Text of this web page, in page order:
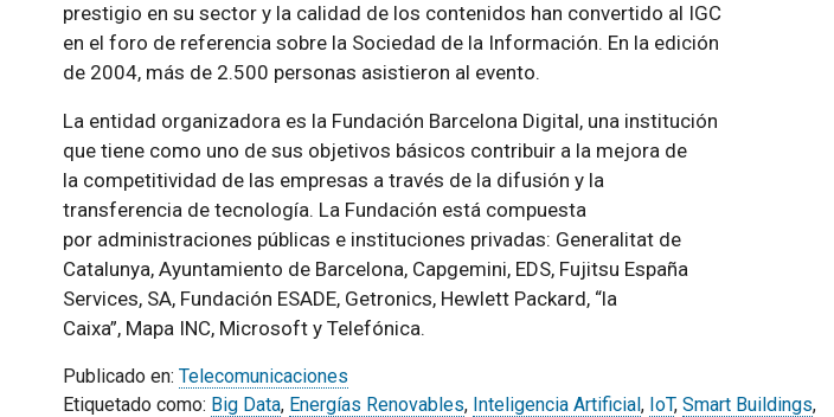
prestigio en su sector y la calidad de los contenidos han convertido al IGC
en el foro de referencia sobre la Sociedad de la Información. En la edición
de 2004, más de 2.500 personas asistieron al evento.
La entidad organizadora es la Fundación Barcelona Digital, una institución
que tiene como uno de sus objetivos básicos contribuir a la mejora de
la competitividad de las empresas a través de la difusión y la
transferencia de tecnología. La Fundación está compuesta
por administraciones públicas e instituciones privadas: Generalitat de
Catalunya, Ayuntamiento de Barcelona, Capgemini, EDS, Fujitsu España
Services, SA, Fundación ESADE, Getronics, Hewlett Packard, “la
Caixa”, Mapa INC, Microsoft y Telefónica.
Publicado en: Telecomunicaciones
Etiquetado como: Big Data, Energías Renovables, Inteligencia Artificial, IoT, Smart Buildings,